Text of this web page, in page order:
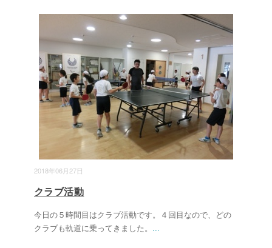
2018年06月27日
クラブ活動
今日の５時間目はクラブ活動です。４回目なので、どの
クラブも軌道に乗ってきました。 ...